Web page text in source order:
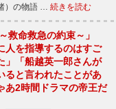
）の物語 … 続きを読む
救命救急の約束～」
人を指導するのはすご
」「船越英一郎さんが
ると言われたことがあ
あ2時間ドラマの帝王だ